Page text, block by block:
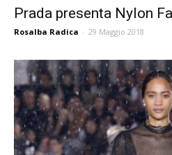
Prada presenta Nylon
Rosalba Radica - 29 Maggio 2018